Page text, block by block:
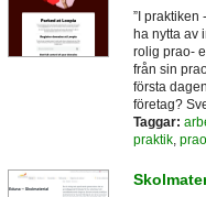
”I praktiken
ha nytta av
rolig prao-
från sin
första
företag?
Taggar:
praktik, prao